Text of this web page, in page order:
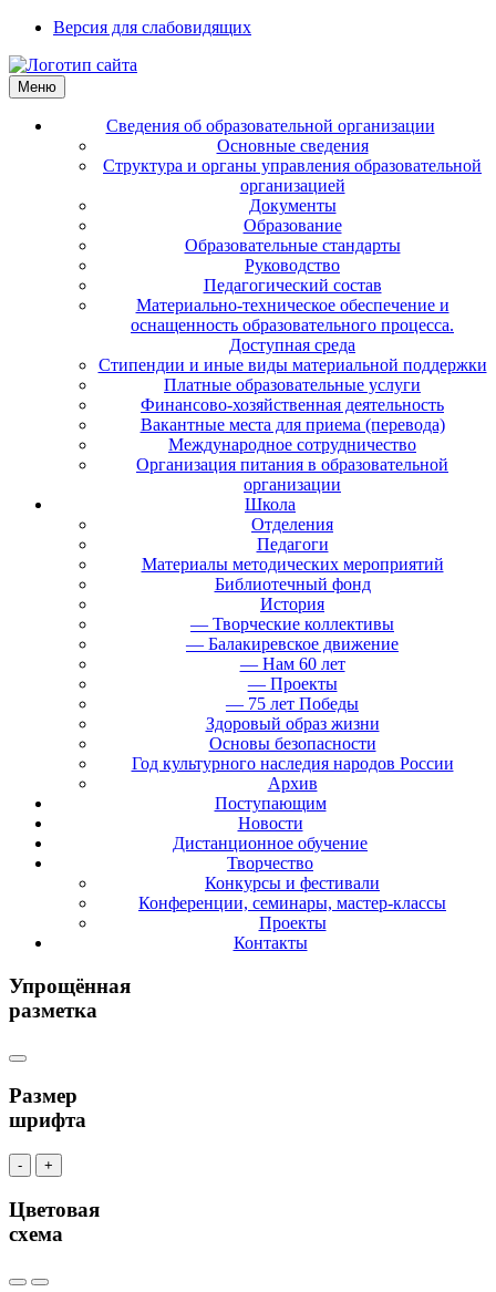
Версия для слабовидящих
Меню
Сведения об образовательной организации
Основные сведения
Структура и органы управления образовательной
организацией
Документы
Образование
Образовательные стандарты
Руководство
Педагогический состав
Материально-техническое обеспечение и
оснащенность образовательного процесса.
Доступная среда
Стипендии и иные виды материальной поддержки
Платные образовательные услуги
Финансово-хозяйственная деятельность
Вакантные места для приема (перевода)
Международное сотрудничество
Организация питания в образовательной
организации
Школа
Отделения
Педагоги
Материалы методических мероприятий
Библиотечный фонд
История
— Творческие коллективы
— Балакиревское движение
— Нам 60 лет
— Проекты
— 75 лет Победы
Здоровый образ жизни
Основы безопасности
Год культурного наследия народов России
Архив
Поступающим
Новости
Дистанционное обучение
Творчество
Конкурсы и фестивали
Конференции, семинары, мастер-классы
Проекты
Контакты
Упрощённая
разметка
Размер
шрифта
- +
Цветовая
схема